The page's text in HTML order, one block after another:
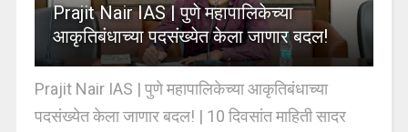
Prajit Nair IAS | पुणे महापालिकेच्या
आकृतिबंधाच्या पदसंख्येत केला जाणार बदल!
Prajit Nair IAS | पुणे महापालिकेच्या आकृतिबंधाच्या
पदसंख्येत केला जाणार बदल! | 10 दिवसांत माहिती सादर